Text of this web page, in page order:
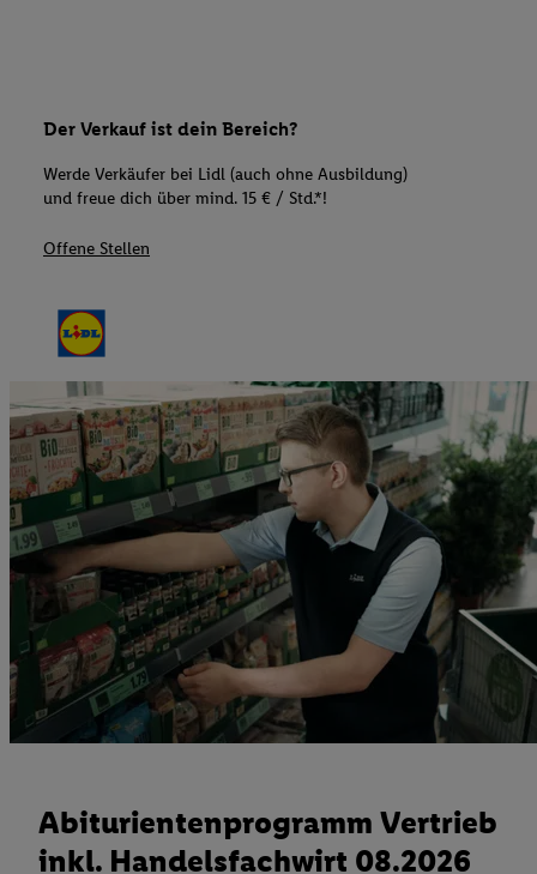
Der Verkauf ist dein Bereich?
Werde Verkäufer bei Lidl (auch ohne Ausbildung)
und freue dich über mind. 15 € / Std.*!
Offene Stellen
Abiturientenprogramm Vertrieb
inkl. Handelsfachwirt 08.2026